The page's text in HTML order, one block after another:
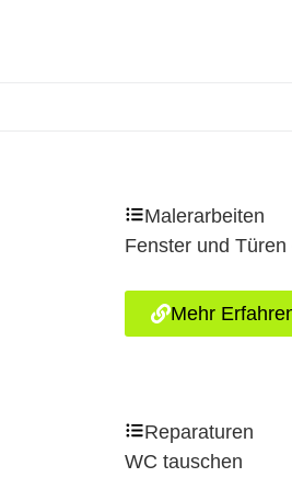
Malerarbeiten
Fenster und Türen
Mehr
Reparaturen
WC tauschen